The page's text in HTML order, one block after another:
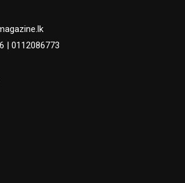
| 0112086773